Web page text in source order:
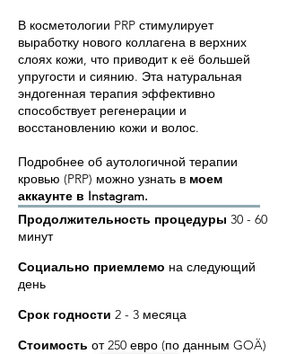
В косметологии PRP стимулирует
выработку нового коллагена в верхних
слоях кожи, что приводит к её большей
упругости и сиянию. Эта натуральная
эндогенная терапия эффективно
способствует регенерации и
восстановлению кожи и волос.
Подробнее об аутологичной терапии
кровью (PRP) можно узнать в моем
аккаунте в Instagram.
Продолжительность процедуры 30 - 60
минут
Социально приемлемо на следующий
день
Срок годности 2 - 3 месяца
Стоимость от 250 евро (по данным GOÄ)